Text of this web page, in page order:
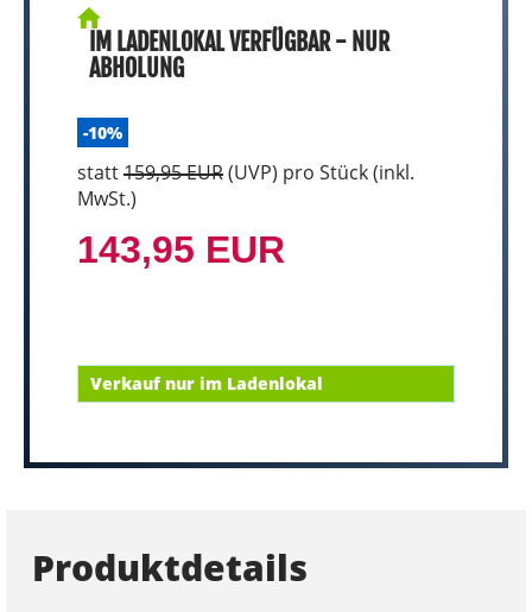
IM LADENLOKAL VERFÜGBAR - NUR
ABHOLUNG
-10%
statt159,95 EUR(UVP) pro Stück (inkl.
MwSt.)
143,95 EUR
Verkauf nur im Ladenlokal
Produktdetails